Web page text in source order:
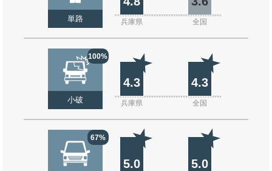
単路 兵庫県 全国
100%
小破
4.3 4.3
兵庫県 全国
67%
5.0 5.0